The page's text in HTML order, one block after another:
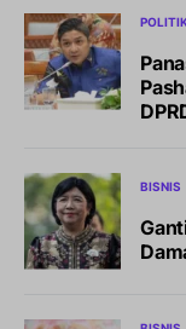
BISNIS